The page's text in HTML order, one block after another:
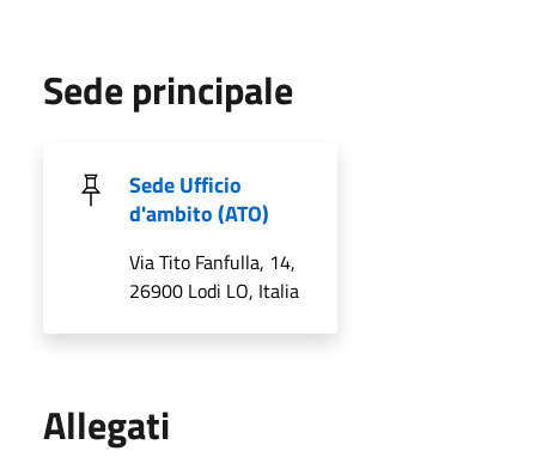
Sede principale
Sede Ufficio
d'ambito (ATO)
Via Tito Fanfulla, 14,
26900 Lodi LO, Italia
Allegati